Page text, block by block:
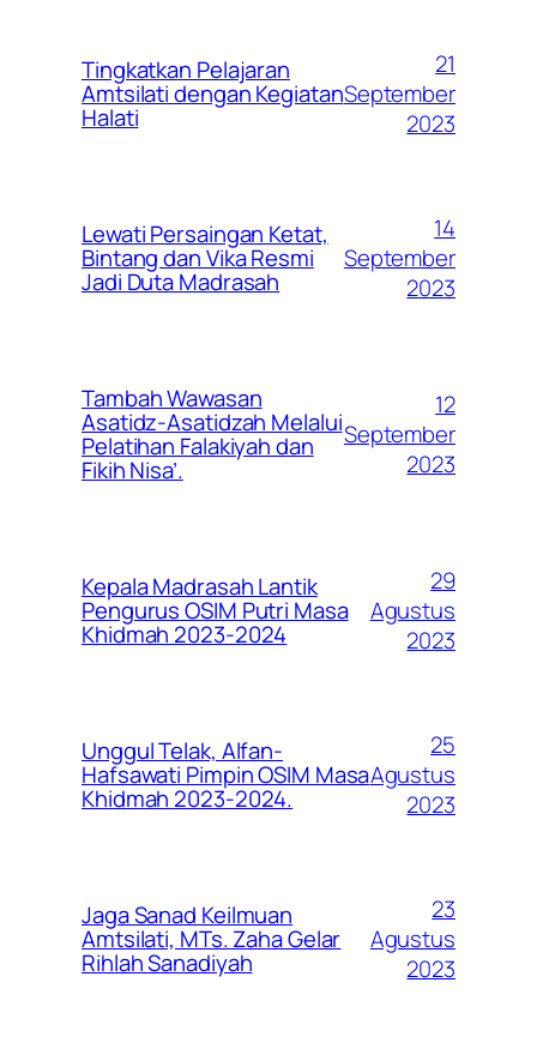
Tingkatkan Pelajaran
Amtsilati dengan Kegiatan
Halati
21
September
2023
Lewati Persaingan Ketat,
Bintang dan Vika Resmi
Jadi Duta Madrasah
14
September
2023
Tambah Wawasan
Asatidz-Asatidzah Melalui
Pelatihan Falakiyah dan
Fikih Nisa’.
12
September
2023
Kepala Madrasah Lantik
Pengurus OSIM Putri Masa
Khidmah 2023-2024
29
Agustus
2023
Unggul Telak, Alfan-
Hafsawati Pimpin OSIM Masa
Khidmah 2023-2024.
25
Agustus
2023
Jaga Sanad Keilmuan
Amtsilati, MTs. Zaha Gelar
Rihlah Sanadiyah
23
Agustus
2023